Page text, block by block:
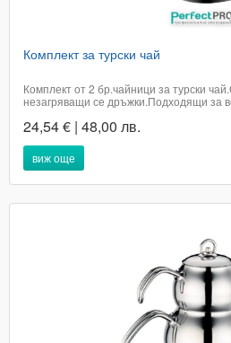
Комплект за турски чай
Комплект от 2 бр.чайници за турски
незагряващи се дръжки.Подходящи за
рамките на 2 работни дни в офис на
поръчка 0894693235Кат.номер...
24,54 € | 48,00 лв.
виж още